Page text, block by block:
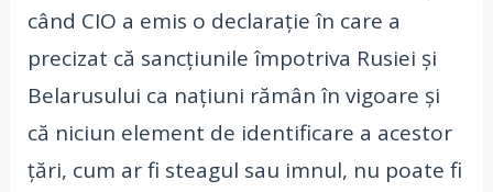
când CIO a emis o declarație în care a
precizat că sancțiunile împotriva Rusiei și
Belarusului ca națiuni rămân în vigoare și
că niciun element de identificare a acestor
țări, cum ar fi steagul sau imnul, nu poate fi